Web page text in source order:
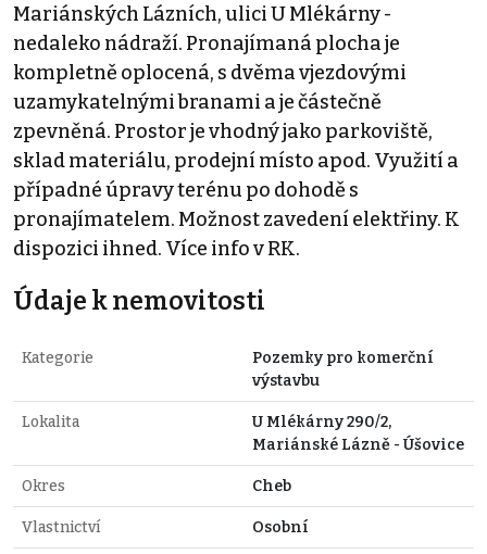
Mariánských Lázních, ulici U Mlékárny -
nedaleko nádraží. Pronajímaná plocha je
kompletně oplocená, s dvěma vjezdovými
uzamykatelnými branami a je částečně
zpevněná. Prostor je vhodný jako parkoviště,
sklad materiálu, prodejní místo apod. Využití a
případné úpravy terénu po dohodě s
pronajímatelem. Možnost zavedení elektřiny. K
dispozici ihned. Více info v RK.
Údaje k nemovitosti
Kategorie
Pozemky pro komerční
výstavbu
Lokalita
U Mlékárny 290/2,
Mariánské Lázně - Úšovice
Okres Cheb
Vlastnictví Osobní